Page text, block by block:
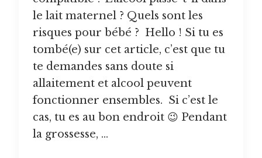
le lait maternel ? Quels sont les
risques pour bébé ? Hello ! Si tu es
tombé(e) sur cet article, c’est que tu
te demandes sans doute si
allaitement et alcool peuvent
fonctionner ensembles. Si c’est le
cas, tu es au bon endroit 😉 Pendant
la grossesse, …